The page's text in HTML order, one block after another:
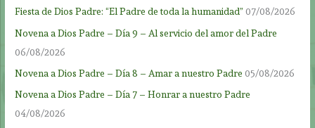
Fiesta de Dios Padre: “El Padre de toda la humanidad” 07/08/2026
Novena a Dios Padre – Día 9 – Al servicio del amor del Padre
06/08/2026
Novena a Dios Padre – Día 8 – Amar a nuestro Padre 05/08/2026
Novena a Dios Padre – Día 7 – Honrar a nuestro Padre
04/08/2026